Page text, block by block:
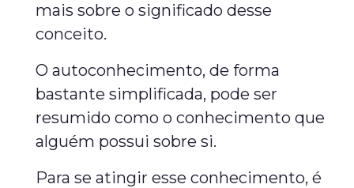
mais sobre o significado desse
conceito.
O autoconhecimento, de forma
bastante simplificada, pode ser
resumido como o conhecimento que
alguém possui sobre si.
Para se atingir esse conhecimento, é